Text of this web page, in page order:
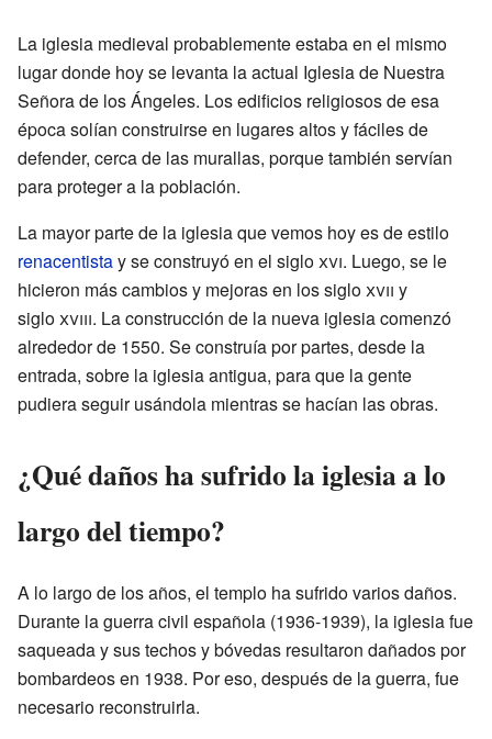
La iglesia medieval probablemente estaba en el mismo
lugar donde hoy se levanta la actual Iglesia de Nuestra
Señora de los Ángeles. Los edificios religiosos de esa
época solían construirse en lugares altos y fáciles de
defender, cerca de las murallas, porque también servían
para proteger a la población.
La mayor parte de la iglesia que vemos hoy es de estilo
renacentistay se construyó en el sigloxvi. Luego, se le
hicieron más cambios y mejoras en los sigloxvii y
sigloxviii. La construcción de la nueva iglesia comenzó
alrededor de 1550. Se construía por partes, desde la
entrada, sobre la iglesia antigua, para que la gente
pudiera seguir usándola mientras se hacían las obras.
¿Qué daños ha sufrido la iglesia a lo
largo del tiempo?
A lo largo de los años, el templo ha sufrido varios daños.
Durante la guerra civil española (1936-1939), la iglesia fue
saqueada y sus techos y bóvedas resultaron dañados por
bombardeos en 1938. Por eso, después de la guerra, fue
necesario reconstruirla.